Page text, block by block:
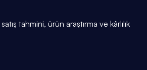
tahmini, ürün araştırma ve kârlılık